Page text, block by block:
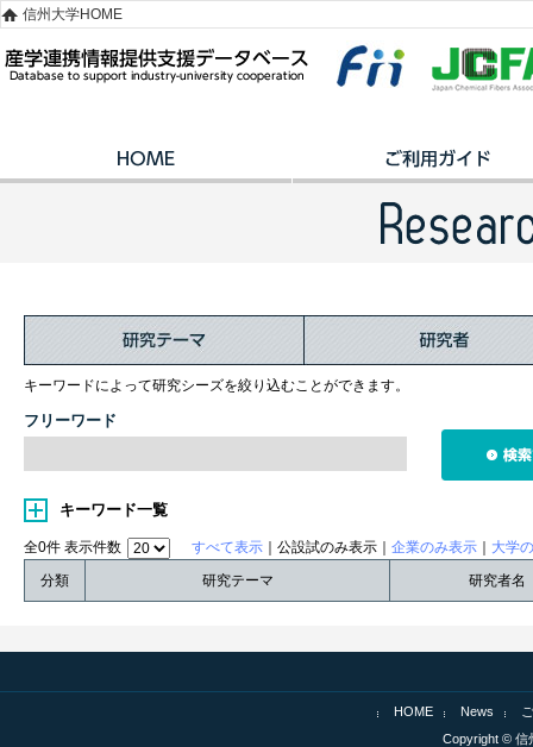
信州大学HOME
キーワードによって研究シーズを絞り込むことができます。
フリーワード
キーワード一覧
全0件 表示件数 すべて表示 ｜公設試のみ表示｜ 企業のみ表示
大学
分類
研究テーマ 研究者名
HOME News
Copyright © 信